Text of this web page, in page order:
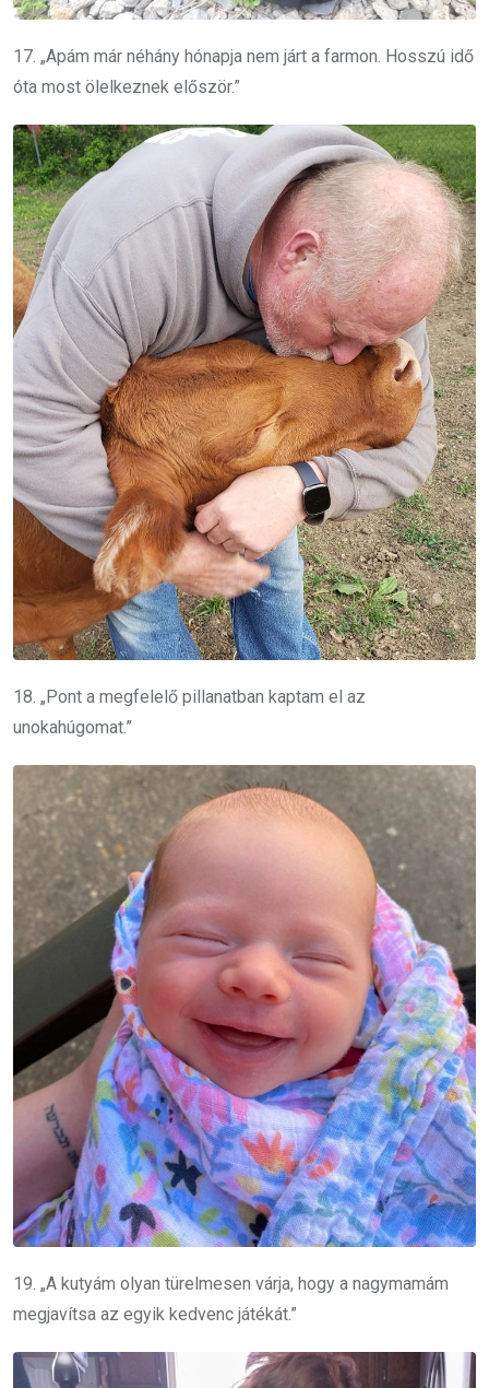
17. „Apám már néhány hónapja nem járt a farmon. Hosszú idő
óta most ölelkeznek először.”
18. „Pont a megfelelő pillanatban kaptam el az
unokahúgomat.”
19. „A kutyám olyan türelmesen várja, hogy a nagymamám
megjavítsa az egyik kedvenc játékát.”